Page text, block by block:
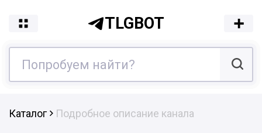
TLGBOT
Каталог Подробное описание канала